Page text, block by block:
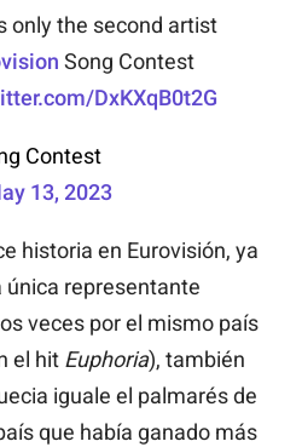
only the second artist
Song Contest
DxKXqB0t2G
Contest
13, 2023
historia en Eurovisión, ya
única representante
veces por el mismo país
el hit Euphoria), también
iguale el palmarés de
que había ganado más